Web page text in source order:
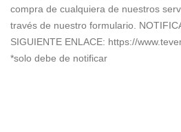
compra de cualquiera de nuestros
través de nuestro formulario.
SIGUIENTE ENLACE: https://
*solo debe de notificar